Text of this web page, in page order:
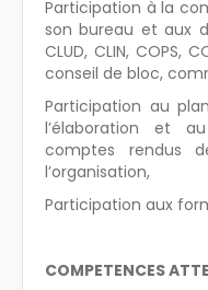
Participation à la
son bureau et aux
CLUD, CLIN, COPS,
conseil de bloc,
Participation au
l’élaboration et
comptes rendus
l’organisation,
Participation aux
COMPETENCES